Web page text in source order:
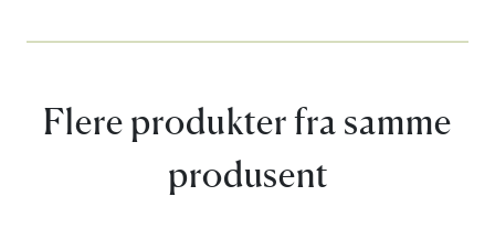
Flere produkter fra samme
produsent